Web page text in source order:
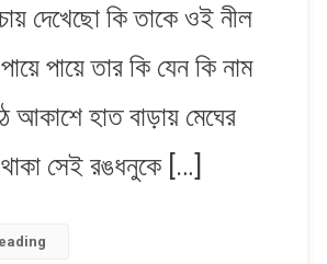
দেখেছো কি তাকে ওই নীল
পায়ে পায়ে তার কি যেন কি নাম
আকাশে হাত বাড়ায় মেঘের
সেই রঙধনুকে […]